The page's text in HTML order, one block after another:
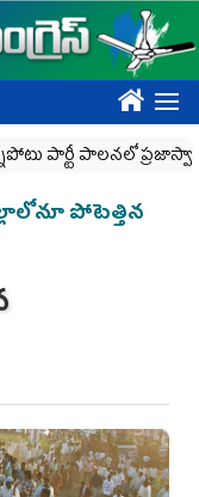
????
పార్టీ పాలనలో ప్రజాస్వామ్యం
పోటెత్తిన